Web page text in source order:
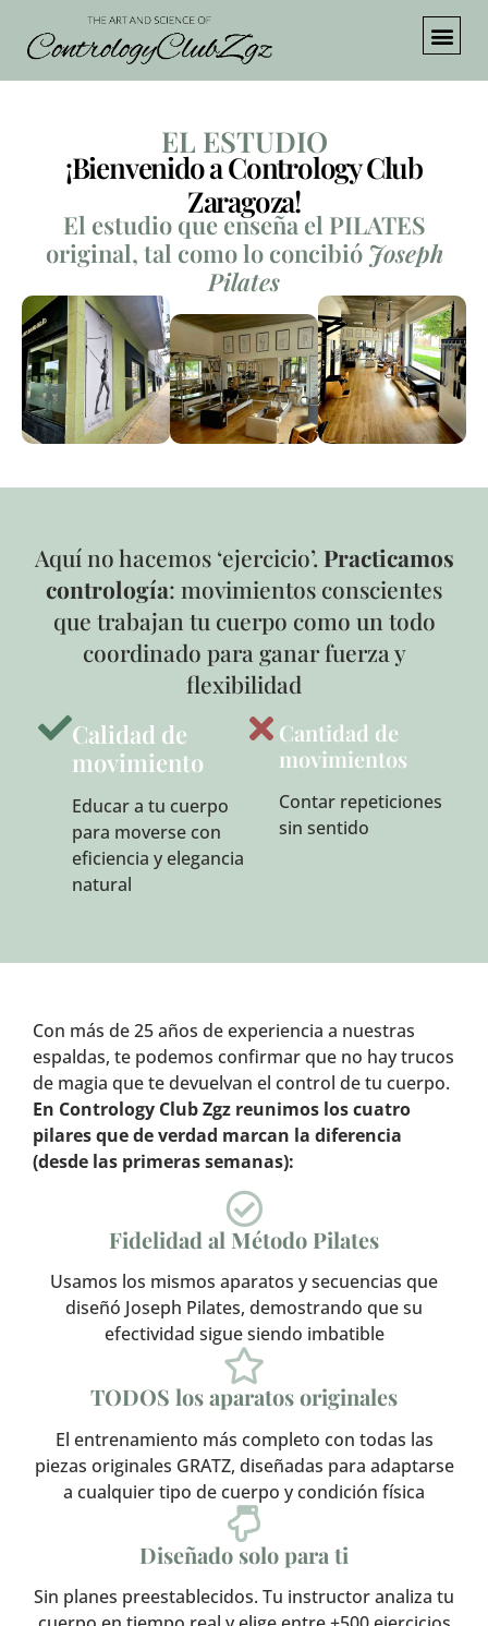
EL ESTUDIO
¡Bienvenido a Contrology Club
Zaragoza!
El estudio que enseña el PILATES
original, tal como lo concibió Joseph
Pilates
Aquí no hacemos ‘ejercicio’. Practicamos
contrología: movimientos conscientes
que trabajan tu cuerpo como un todo
coordinado para ganar fuerza y
flexibilidad
Calidad de
movimiento
Educar a tu cuerpo
para moverse con
eficiencia y elegancia
natural
Cantidad de
movimientos
Contar repeticiones
sin sentido
Con más de 25 años de experiencia a nuestras
espaldas, te podemos confirmar que no hay trucos
de magia que te devuelvan el control de tu cuerpo.
En Contrology Club Zgz reunimos los cuatro
pilares que de verdad marcan la diferencia
(desde las primeras semanas):
Fidelidad al Método Pilates
Usamos los mismos aparatos y secuencias que
diseñó Joseph Pilates, demostrando que su
efectividad sigue siendo imbatible
TODOS los aparatos originales
El entrenamiento más completo con todas las
piezas originales GRATZ, diseñadas para adaptarse
a cualquier tipo de cuerpo y condición física
Diseñado solo para ti
Sin planes preestablecidos. Tu instructor analiza tu